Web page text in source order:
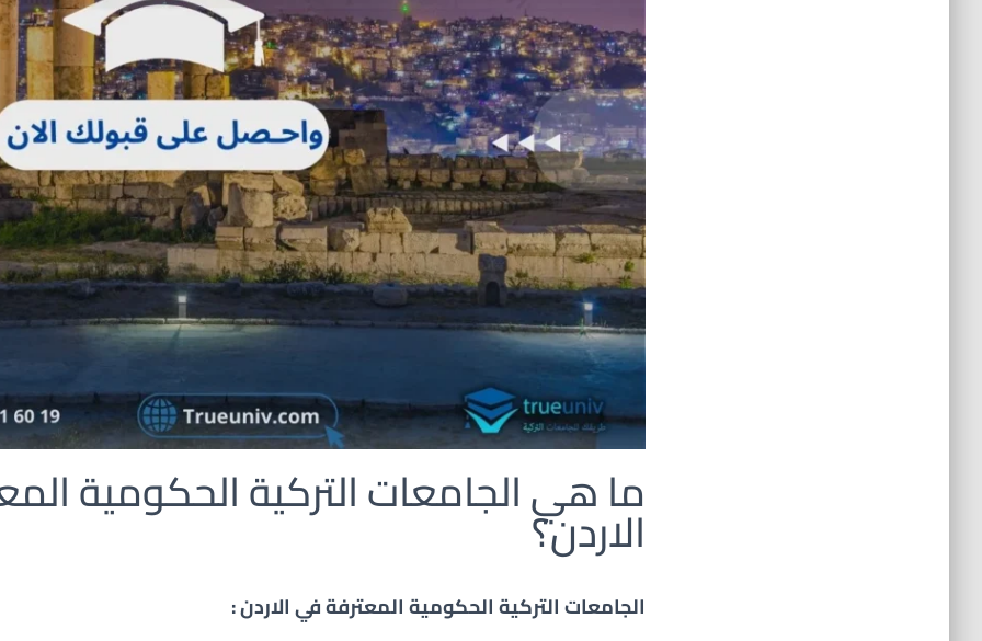
ما هي الجامعات التركية الحكومية
الاردن؟
الجامعات التركية الحكومية المعترفة في الاردن :